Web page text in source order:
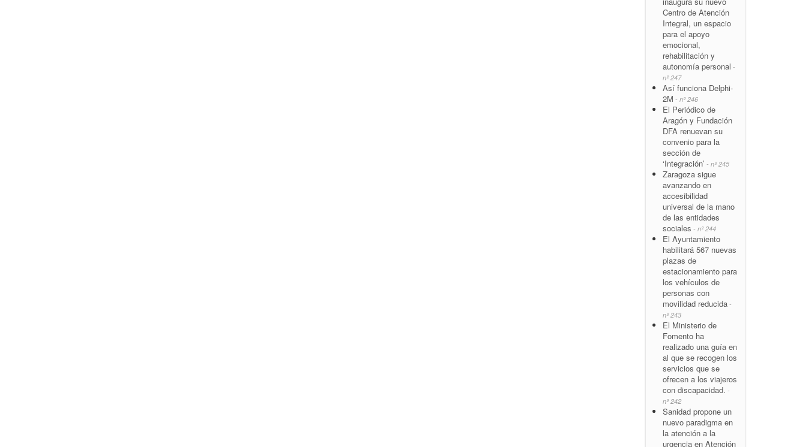
Centro de Atención
Integral, un espacio
para el apoyo
emocional,
rehabilitación y
autonomía personal -
nº 247
Así funciona Delphi-
2M - nº 246
El Periódico de
Aragón y Fundación
DFA renuevan su
convenio para la
sección de
‘Integración’ - nº 245
Zaragoza sigue
avanzando en
accesibilidad
universal de la mano
de las entidades
sociales - nº 244
El Ayuntamiento
habilitará 567 nuevas
plazas de
estacionamiento para
los vehículos de
personas con
movilidad reducida -
nº 243
El Ministerio de
Fomento ha
realizado una guía en
al que se recogen los
servicios que se
ofrecen a los viajeros
con discapacidad. -
nº 242
Sanidad propone un
nuevo paradigma en
la atención a la
urgencia en Atención